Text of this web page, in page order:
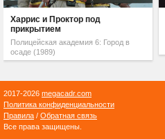
Харрис и Проктор под
прикрытием
Полицейская академия 6: Город в
осаде (1989)
2017-2026 megacadr.com
Политика конфиденциальности
Правила / Обратная связь
Все права защищены.